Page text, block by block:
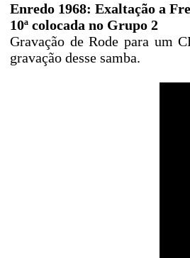
Enredo 1968: Exaltação a
10ª colocada no Grupo 2
Gravação de Rode para um
gravação desse samba.